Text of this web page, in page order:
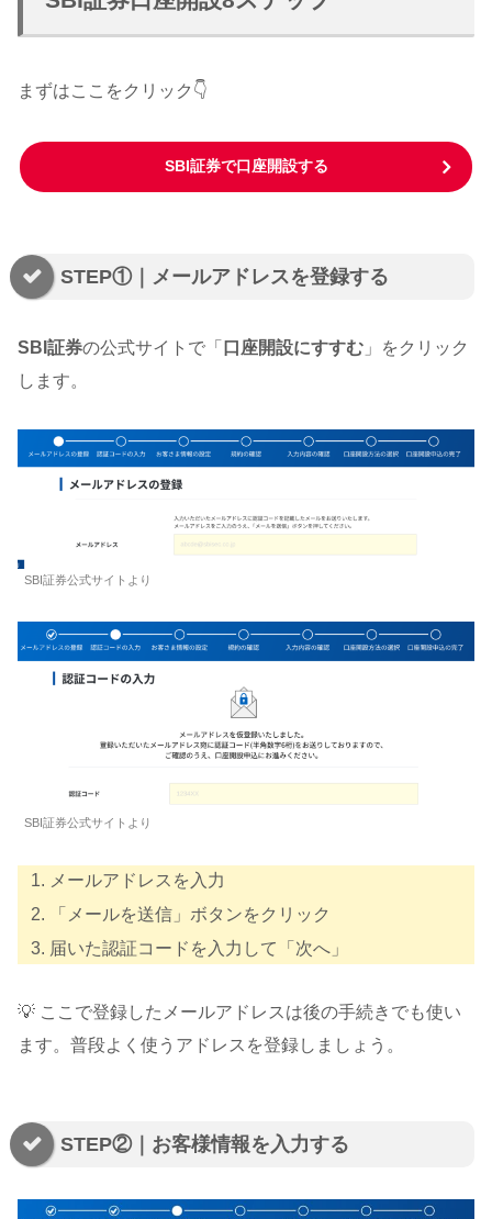
まずはここをクリック👇️
SBI証券で口座開設する
STEP①｜メールアドレスを登録する
SBI証券の公式サイトで「 口座開設にすすむ 」をクリック
します。
SBI証券公式サイトより
SBI証券公式サイトより
メールアドレスを入力
「メールを送信」ボタンをクリック
届いた認証コードを入力して「次へ」
💡 ここで登録したメールアドレスは後の手続きでも使い
ます。普段よく使うアドレスを登録しましょう。
STEP②｜お客様情報を入力する